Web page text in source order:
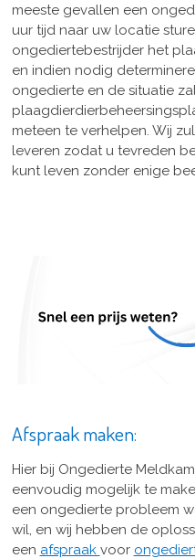
meeste gevallen een
uur tijd naar uw locatie
ongediertebestrijder het
en indien nodig
ongedierte en de situatie
meteen te verhelpen. Wij
leveren zodat u tevreden
kunt leven zonder enige
Afspraak maken:
Hier bij Ongedierte
eenvoudig mogelijk te
een ongedierte probleem
wil, en wij hebben de
een afspraak voor